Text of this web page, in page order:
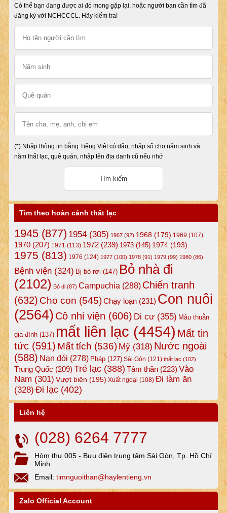
Có thể bạn đang được ai đó mong gặp lại, hoặc người bạn cần tìm đã
đăng ký với NCHCCCL. Hãy kiểm tra!
(*) Nhập thông tin bằng Tiếng Việt có dấu, nhập số cho năm sinh và
năm thất lạc, quê quán, nhập tên địa danh cũ nếu nhớ
Tìm theo hoàn cảnh thất lạc
1945(877) 1954(305) 1967(92) 1968(179) 1969 (107)
1970(207) 1971 (113) 1972(239) 1973(145) 1974(193)
1975 (813) 1976 (124) 1977(100) 1978(91) 1979(99) 1980(86)
Bệnh viện(324) Bị bỏ rơi (147) Bỏ nhà đi
(2102) Bỏ đi(87) Campuchia (288) Chiến tranh
(632) Cho con (545)Chạy loạn(231) Con nuôi
(2564) Cô nhi viện (606) Di cư(355) Mâu thuẫn
gia đình(137) mất liên lạc (4454) Mất tin
tức(591) Mất tích (536) Mỹ(318) Nước ngoài
(588) Nạn đói (278) Pháp(127) Sài Gòn (121) thất lạc (102)
Trung Quốc (209) Trẻ lạc(388) Tâm thần(223) Vào
Nam (301) Vượt biên (195) Xuất ngoại (108) Đi làm ăn
(328) Đi lạc(402)
Liên hệ
(028) 6264 7777
Hòm thư 005 - Bưu điện trung tâm Sài Gòn, Tp. Hồ Chí
Minh
Email: timnguoithan@haylentieng.vn
Zalo Official Account